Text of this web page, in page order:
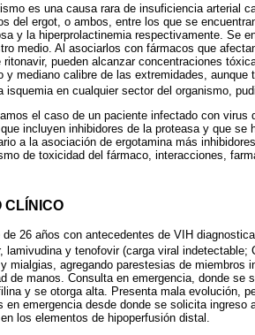
es una causa rara de insuficiencia arterial
del ergot, o ambos, entre los que se
y la hiperprolactinemia respectivamente. Se
medio. Al asociarlos con fármacos que
ritonavir, pueden alcanzar concentraciones
y mediano calibre de las extremidades,
isquemia en cualquier sector del organismo,
el caso de un paciente infectado con
incluyen inhibidores de la proteasa y que
a la asociación de ergotamina más
de toxicidad del fármaco, interacciones,
CLÍNICO
de 26 años con antecedentes de VIH
lamivudina y tenofovir (carga viral indetectable;
mialgias, agregando parestesias de
de manos. Consulta en emergencia, donde
y se otorga alta. Presenta mala evolución,
en emergencia desde donde se solicita
los elementos de hipoperfusión distal.